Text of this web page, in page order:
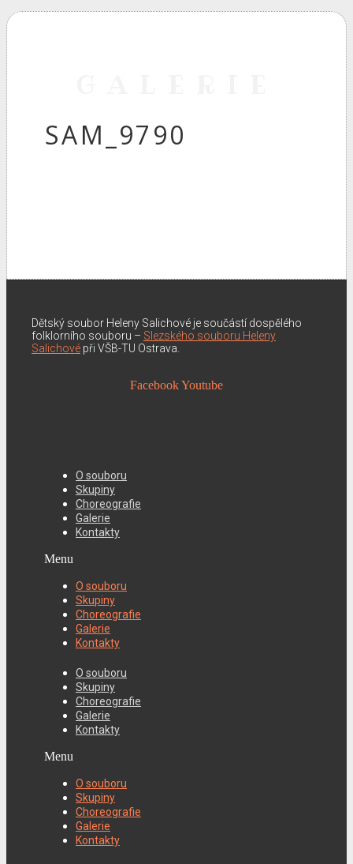
SAM_9790
Dětský soubor Heleny Salichové je součástí dospělého
folklorního souboru – Slezského souboru Heleny
Salichové při VŠB-TU Ostrava.
FacebookYoutube
O souboru
Skupiny
Choreografie
Galerie
Kontakty
Menu
O souboru
Skupiny
Choreografie
Galerie
Kontakty
O souboru
Skupiny
Choreografie
Galerie
Kontakty
Menu
O souboru
Skupiny
Choreografie
Galerie
Kontakty